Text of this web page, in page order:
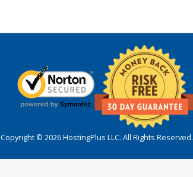
Copyright © 2026 HostingPlus LLC. All Rights Reserved.